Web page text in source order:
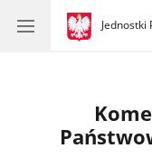
gov.pl
Jednostki
gov.pl